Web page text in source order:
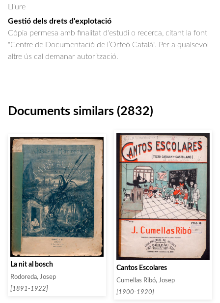
Lliure
Gestió dels drets d'explotació
Còpia permesa amb finalitat d'estudi o recerca, citant la font
"Centre de Documentació de l’Orfeó Català". Per a qualsevol
altre ús cal demanar autorització.
Documents similars (2832)
La nit al bosch
Rodoreda, Josep
[1891-1922]
Cantos Escolares
Cumellas Ribó, Josep
[1900-1920]